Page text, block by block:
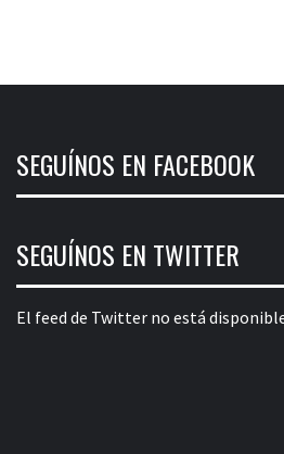
SEGUÍNOS EN FACEBOOK
SEGUÍNOS EN TWITTER
El feed de Twitter no está